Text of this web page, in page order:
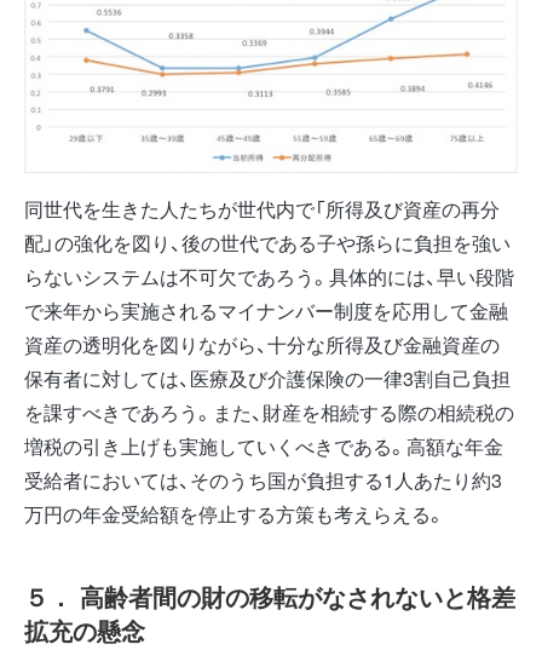
同世代を生きた人たちが世代内で「所得及び資産の再分
配」の強化を図り、後の世代である子や孫らに負担を強い
らないシステムは不可欠であろう。具体的には、早い段階
で来年から実施されるマイナンバー制度を応用して金融
資産の透明化を図りながら、十分な所得及び金融資産の
保有者に対しては、医療及び介護保険の一律3割自己負担
を課すべきであろう。また、財産を相続する際の相続税の
増税の引き上げも実施していくべきである。高額な年金
受給者においては、そのうち国が負担する1人あたり約3
万円の年金受給額を停止する方策も考えらえる。
５． 高齢者間の財の移転がなされないと格差
拡充の懸念